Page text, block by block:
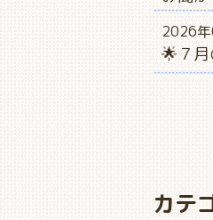
2026
🌟７
カテ